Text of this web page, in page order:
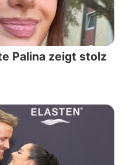
Palina zeigt stolz